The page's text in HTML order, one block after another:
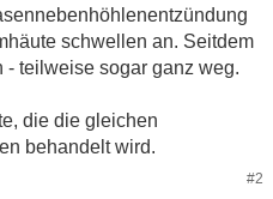
schwellen an. Seitdem
teilweise sogar ganz weg.
die die gleichen
behandelt wird.
#2